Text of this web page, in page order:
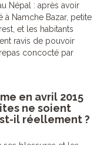
Népal : après avoir
à Namche Bazar, petite
et les habitants
ravis de pouvoir
concocté par
en avril 2015
ne soient
il réellement ?